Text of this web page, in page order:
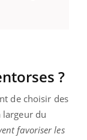
?
de choisir des
largeur du
favoriser les